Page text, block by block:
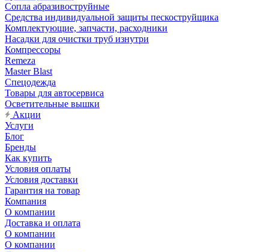
Сопла абразивоструйные
Средства индивидуальной защиты пескоструйщика
Комплектующие, запчасти, расходники
Насадки для очистки труб изнутри
Компрессоры
Remeza
Master Blast
Спецодежда
Товары для автосервиса
Осветительные вышки
Акции
Услуги
Блог
Бренды
Как купить
Условия оплаты
Условия доставки
Гарантия на товар
Компания
О компании
Доставка и оплата
О компании
О компании